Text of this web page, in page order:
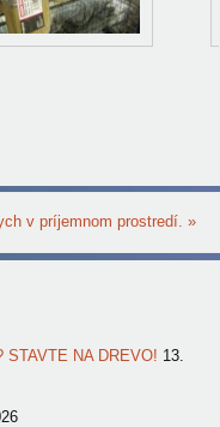
v príjemnom prostredí.»
STAVTE NA DREVO! 13.